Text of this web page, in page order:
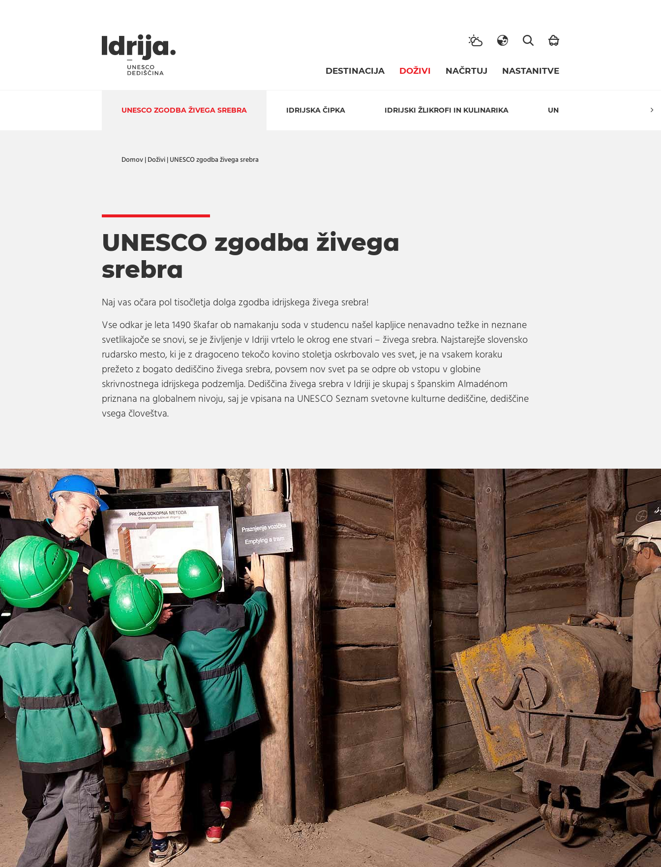
DESTINACIJA DOŽIVI NAČRTUJ NASTANITVE
UNESCO ZGODBA ŽIVEGA SREBRA IDRIJSKA ČIPKA IDRIJSKI ŽLIKROFI IN KULINARIKA UNESCO GLOBALNI GEOPARK
Domov Doživi UNESCO zgodba živega srebra
UNESCO zgodba živega
srebra
Naj vas očara pol tisočletja dolga zgodba idrijskega živega srebra!
Vse odkar je leta 1490 škafar ob namakanju soda v studencu našel kapljice nenavadno težke in neznane
svetlikajoče se snovi, se je življenje v Idriji vrtelo le okrog ene stvari – živega srebra. Najstarejše slovensko
rudarsko mesto, ki je z dragoceno tekočo kovino stoletja oskrbovalo ves svet, je na vsakem koraku
prežeto z bogato dediščino živega srebra, povsem nov svet pa se odpre ob vstopu v globine
skrivnostnega idrijskega podzemlja. Dediščina živega srebra v Idriji je skupaj s španskim Almadénom
priznana na globalnem nivoju, saj je vpisana na UNESCO Seznam svetovne kulturne dediščine, dediščine
vsega človeštva.